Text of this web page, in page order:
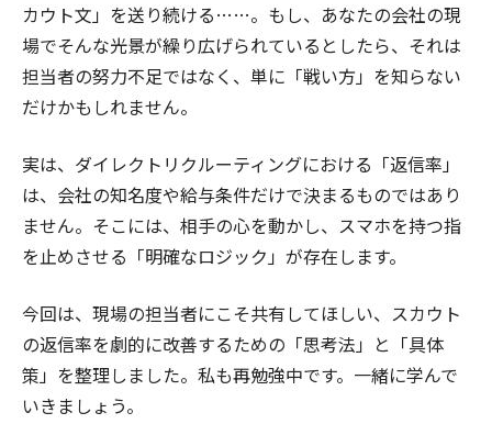
カウト文」を送り続ける……。もし、あなたの会社の現
場でそんな光景が繰り広げられているとしたら、それは
担当者の努力不足ではなく、単に「戦い方」を知らない
だけかもしれません。
実は、ダイレクトリクルーティングにおける「返信率」
は、会社の知名度や給与条件だけで決まるものではあり
ません。そこには、相手の心を動かし、スマホを持つ指
を止めさせる「明確なロジック」が存在します。
今回は、現場の担当者にこそ共有してほしい、スカウト
の返信率を劇的に改善するための「思考法」と「具体
策」を整理しました。私も再勉強中です。一緒に学んで
いきましょう。